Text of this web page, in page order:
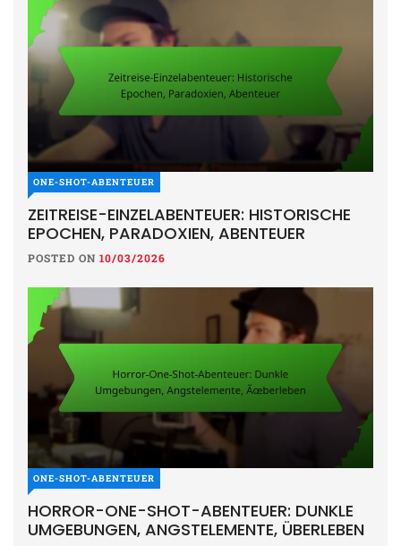
ONE-SHOT-ABENTEUER
ZEITREISE-EINZELABENTEUER: HISTORISCHE
EPOCHEN, PARADOXIEN, ABENTEUER
POSTED ON 10/03/2026
ONE-SHOT-ABENTEUER
HORROR-ONE-SHOT-ABENTEUER: DUNKLE
UMGEBUNGEN, ANGSTELEMENTE, ÜBERLEBEN